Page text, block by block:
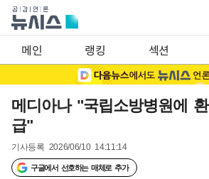
메인 랭킹 섹션
메디아나 "국립소방병원에
급"
기사등록 2026/06/10 14:11:14
구글에서 선호하는 매체로 추가